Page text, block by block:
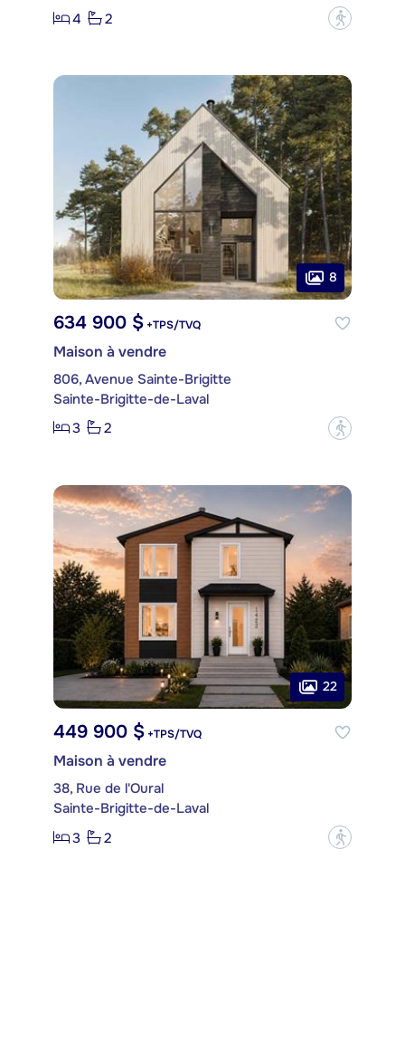
4
2 ?
8
634 900 $ +TPS/TVQ
Maison à vendre
806, Avenue Sainte-Brigitte
Sainte-Brigitte-de-Laval
3
2 ?
22
449 900 $ +TPS/TVQ
Maison à vendre
38, Rue de l'Oural
Sainte-Brigitte-de-Laval
3
2 ?